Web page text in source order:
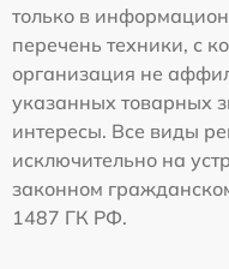
только в
перечень техники, с
организация не
указанных товарных
интересы. Все виды
исключительно на
законном гражданском
1487 ГК РФ.